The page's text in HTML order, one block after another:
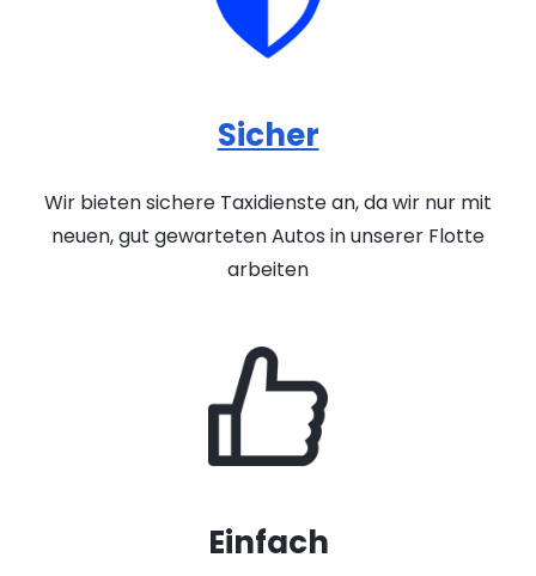
Sicher
Wir bieten sichere Taxidienste an, da wir nur mit
neuen, gut gewarteten Autos in unserer Flotte
arbeiten
Einfach